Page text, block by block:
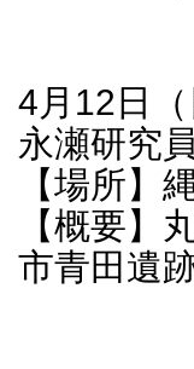
4月12日（
永瀬研究
【場所】
【概要】
市青田遺